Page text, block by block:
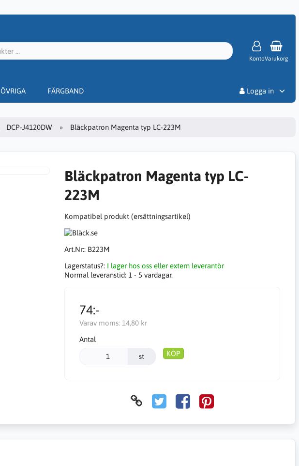
KontoVarukorg
ÖVRIGA FÄRGBAND
Logga in
DCP-J4120DW Bläckpatron Magenta typ LC-223M
Bläckpatron Magenta typ LC-
223M
Kompatibel produkt (ersättningsartikel)
Art.Nr:: B223M
Lagerstatus?: I lager hos oss eller extern leverantör
Normal leveranstid: 1 - 5 vardagar.
74:-
Varav moms: 14,80 kr
Antal
st KÖP